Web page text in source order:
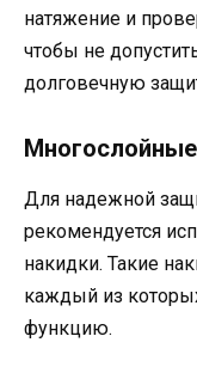
натяжение и
чтобы не
долговечную
Для надежной
рекомендуется
накидки. Такие
каждый из
функцию.